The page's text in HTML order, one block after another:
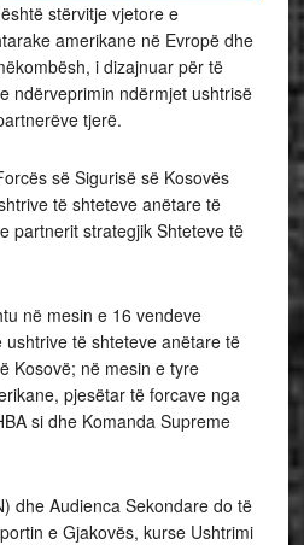
stërvitje vjetore e
amerikane në Evropë dhe
i dizajnuar për të
ndërveprimin ndërmjet ushtrisë
tjerë.
së Sigurisë së Kosovës
të shteteve anëtare të
partnerit strategjik Shteteve të
në mesin e 16 vendeve
ushtrive të shteteve anëtare të
Kosovë; në mesin e tyre
pjesëtar të forcave nga
si dhe Komanda Supreme
dhe Audienca Sekondare do të
e Gjakovës, kurse Ushtrimi